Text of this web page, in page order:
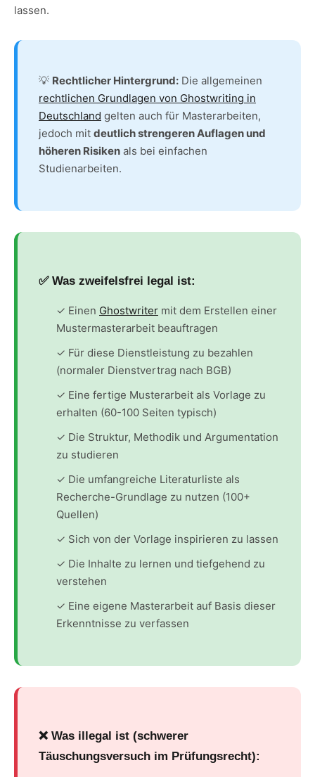
lassen.
💡 Rechtlicher Hintergrund: Die allgemeinen
rechtlichen Grundlagen von Ghostwriting in
Deutschland gelten auch für Masterarbeiten,
jedoch mit deutlich strengeren Auflagen und
höheren Risiken als bei einfachen
Studienarbeiten.
✅ Was zweifelsfrei legal ist:
✓ Einen Ghostwriter mit dem Erstellen einer
Mustermasterarbeit beauftragen
✓ Für diese Dienstleistung zu bezahlen
(normaler Dienstvertrag nach BGB)
✓ Eine fertige Musterarbeit als Vorlage zu
erhalten (60-100 Seiten typisch)
✓ Die Struktur, Methodik und Argumentation
zu studieren
✓ Die umfangreiche Literaturliste als
Recherche-Grundlage zu nutzen (100+
Quellen)
✓ Sich von der Vorlage inspirieren zu lassen
✓ Die Inhalte zu lernen und tiefgehend zu
verstehen
✓ Eine eigene Masterarbeit auf Basis dieser
Erkenntnisse zu verfassen
❌ Was illegal ist (schwerer
Täuschungsversuch im Prüfungsrecht):